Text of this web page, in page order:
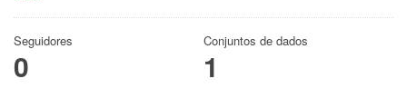
Seguidores
0
Conjuntos de dados
1